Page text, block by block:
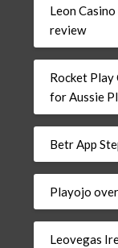
Leon
review
Rocket Play
for Aussie
Betr App
Playojo
Leovegas